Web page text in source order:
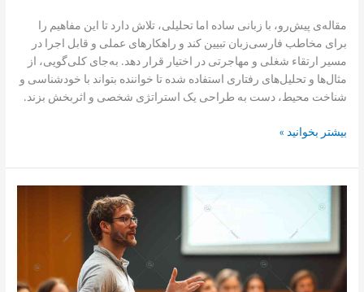
مقاله‌ی پیش‌رو، با زبانی ساده اما تحلیلی، تلاش دارد تا این مفاهیم را
برای مخاطب فارسی‌زبان تبیین کند و راهکارهای عملی و قابل اجرا در
مسیر ارتقاء شغلی و مهاجرتی در اختیار قرار دهد. به‌جای کلی‌گویی، از
مثال‌ها و تحلیل‌های رفتاری استفاده شده تا خواننده بتواند با خودشناسی و
شناخت محیط، دست به طراحی یک استراتژی شخصی و اثربخش بزند.
بیشتر بخوانید »
بیانی